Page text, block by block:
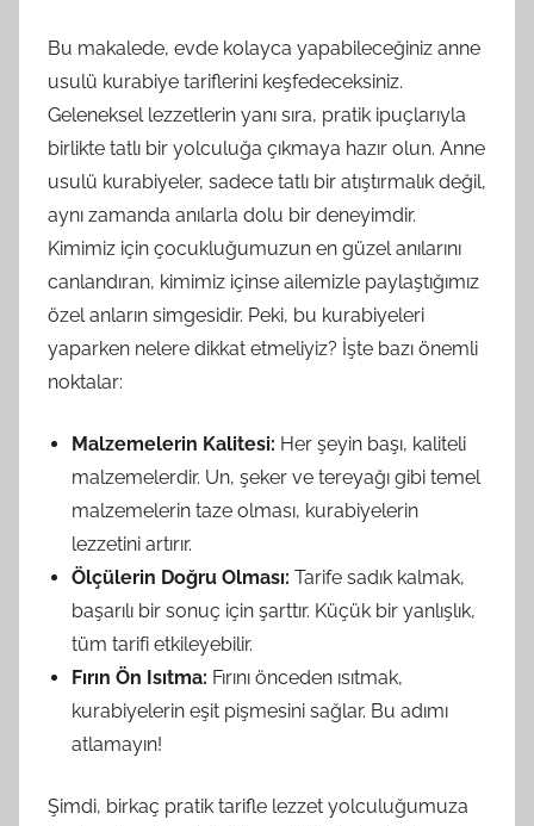
Bu makalede, evde kolayca yapabileceğiniz anne
usulü kurabiye tariflerini keşfedeceksiniz.
Geleneksel lezzetlerin yanı sıra, pratik ipuçlarıyla
birlikte tatlı bir yolculuğa çıkmaya hazır olun. Anne
usulü kurabiyeler, sadece tatlı bir atıştırmalık değil,
aynı zamanda anılarla dolu bir deneyimdir.
Kimimiz için çocukluğumuzun en güzel anılarını
canlandıran, kimimiz içinse ailemizle paylaştığımız
özel anların simgesidir. Peki, bu kurabiyeleri
yaparken nelere dikkat etmeliyiz? İşte bazı önemli
noktalar:
Malzemelerin Kalitesi: Her şeyin başı, kaliteli
malzemelerdir. Un, şeker ve tereyağı gibi temel
malzemelerin taze olması, kurabiyelerin
lezzetini artırır.
Ölçülerin Doğru Olması: Tarife sadık kalmak,
başarılı bir sonuç için şarttır. Küçük bir yanlışlık,
tüm tarifi etkileyebilir.
Fırın Ön Isıtma: Fırını önceden ısıtmak,
kurabiyelerin eşit pişmesini sağlar. Bu adımı
atlamayın!
Şimdi, birkaç pratik tarifle lezzet yolculuğumuza